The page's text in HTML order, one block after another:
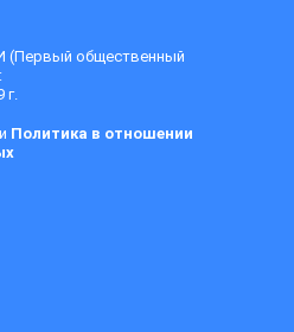
(Первый общественный
Политика в отношении